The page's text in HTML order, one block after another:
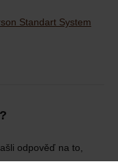
Standart System
odpověď na to,